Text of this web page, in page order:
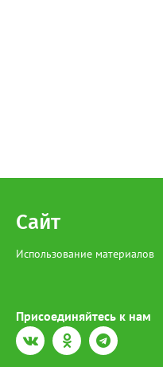
Сайт
Использование материалов
Присоединяйтесь к нам